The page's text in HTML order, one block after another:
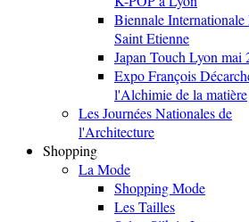
Biennale Internationale
Saint Etienne
Japan Touch Lyon mai
Expo François
l'Alchimie de la matière
Les Journées Nationales de
l'Architecture
Shopping
La Mode
Shopping Mode
Les Tailles